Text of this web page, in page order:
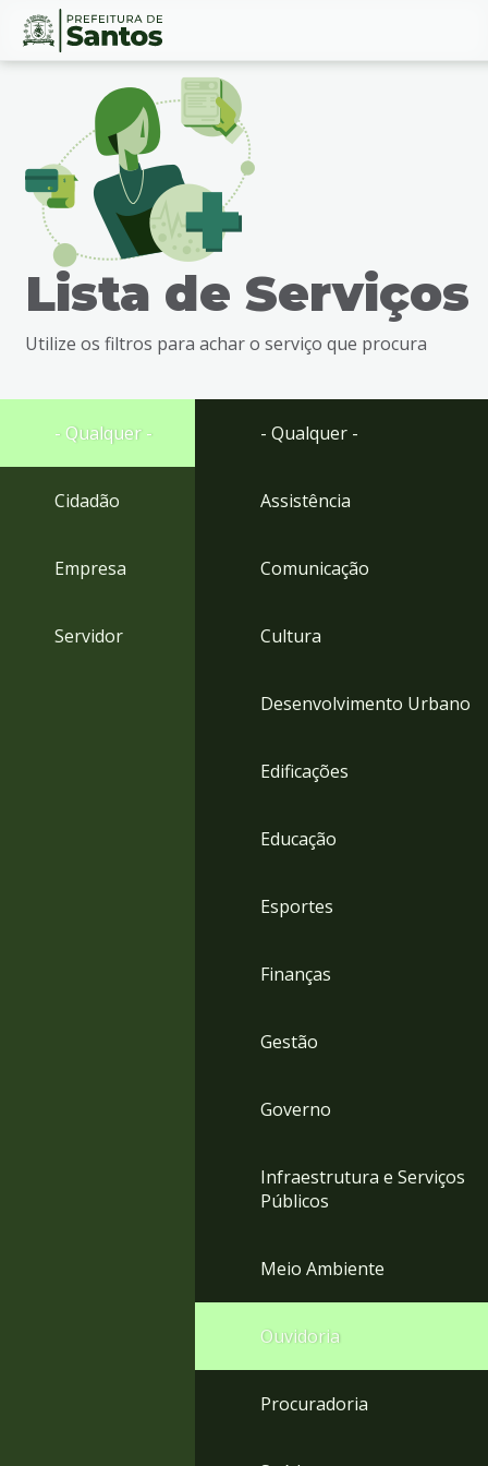
Ir
busca
Ir
rodapé
Conteúdo
Lista de Serviços
Utilize os filtros para achar o serviço que procura
- Qualquer -
Cidadão
Empresa
Servidor
- Qualquer -
Assistência
Comunicação
Cultura
Desenvolvimento Urbano
Edificações
Educação
Esportes
Finanças
Gestão
Governo
Infraestrutura e Serviços
Públicos
Meio Ambiente
Ouvidoria
Procuradoria